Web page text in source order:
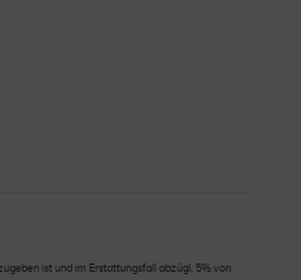
ist und im Erstattungsfall abzügl. 5% von